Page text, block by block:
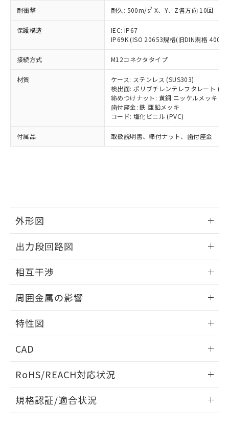
耐衝撃 耐久: 500m/s2 X、Y、Z各方向 10回
保護構造
IEC: IP67
IP69K (ISO 20653規格(旧DIN規格
接続方式 M12コネクタタイプ
材質
ケース: ステンレス (SUS303)
検出面: ポリブチレンテレフタレート
締めつけナット: 黄銅 ニッケルメッキ
歯付座金: 鉄 亜鉛メッキ
コード: 塩化ビニル (PVC)
付属品 取扱説明書、締付ナット、歯付座金
外形図
外形図
出力段回路図
出力段回路図
相互干渉
相互干渉
A: 80mm以上、B: 60mm以上
周囲金属の影響
周囲金属の影響
特性図
検出物体の大きさと材質による影響
CAD
ドすることができます。
ログイン/会員登録
RoHS/REACH対応状況
EU RoHS 注意事項・凡例
規格認証/適合状況
覧された時点での実際の在庫および標
準価格とは異なる場合があることをご
了承ください。
正式な納期状況および標準価格はお客
様のお取引先、またはお客様担当のオ
ムロン制御機器販売店・当社販売員に
ご相談ください。
オムロン制御機器販売店や当社販売拠
販売ネットワーク
」をご確認
在庫状況および標準価格結果を当社の
事前の承諾なく第三者に漏洩または開
示しないようお願いします。
マイパーツ機能（部品リスト作成サー
および当社の共同利用者が、当社の製
※当社の共同利用者とは、
の共同利用に関して"
の「1.共同利
指します。
ミウム(Cd) 100ppm以下、
六価クロム(Cr(Ⅵ)) 1000ppm以下、ポリ臭化ビフェニル
ル) (DEHP)(別名：DOP) 1000ppm以下、フタル酸ブチ
ルベンジル（BBP） 1000ppm以下、フタル酸ジブチル
（DBP） 1000ppm以下、フタル酸ジイソブチル
(DIBP) 1000ppm以下
但し、RoHS指令で産業用監視および制御機器に対する
フタル酸エステル類の４物質については閾値を超える意
図的な使用がないことを確認しています。
部品在庫の切り替え状況などにより、予定
月が前後することがあります。
とができます。
EU RoHS指令（10物質）の非含有証明書
51物質の非含有証明書（当社基準）
※本証明書は発行日時点で非含有を証明す
るもので、過去に遡って非含有を証明する
また、RoHS指令のフタル酸エステル類４
物質の対応では、対応完了までの期間は出
荷製品に未対応品が混在することから備考
り、2022年1月12日より割愛しておりま
す。
Pb(鉛) :1000ppm、 Hg(水銀) : 1000ppm、 Cd(カドミウ
Cr(Ⅵ)(六価クロム) : 1000ppm、 PBBs(ポリ臭化ビフェ
ニル類) : 1000ppm、 PBDEs(ポリ臭化ジフェニルエーテ
ル類) : 1000ppm、
DBP(フタル酸ジブチル) : 1000ppm、 DIBP(フタル酸ジ
イソブチル) : 1000ppm、 BBP(フタル酸ブチルベンジ
ル) : 1000ppm、
DEHP(フタル酸ビス(2-エチルヘキシル)) : 1000ppm
※2 環境保護使用期限
「ｅ」：有害物質（10物質）のすべてが基
準値以下であることを示します。
「10」：通常の使用状況下において有害物
質が外部に漏えいし、環境に深刻な影響を
可)を取得するなどの必要な手続きを
当社は規制貨物を破棄する場合は、完
全に破砕するなど、違法に輸出されな
いよう必要な手段を講じます。
当社は貴社製品を、核兵器、ミサイ
ル、化学兵器、生物兵器またはその他
武器並びにこれらの製造装置等に一切
使用いたしません。
当社は、貴社製品を第三者に販売する
場合は、上記1、2および3の内容を当
該第三者に通知します。また当社は、
販売先および販売に係わる関係者が違
法に輸出するおそれがある場合は、取
一定数以上の在庫あり
一定数には満たないが在庫あり
在庫なし(最新の在庫状況につ
いては、お客様のお取引先、ま
たはお客様担当のオムロン制御
機器販売店・当社販売員にご確
認ください)
受注生産機種、また在庫状況の